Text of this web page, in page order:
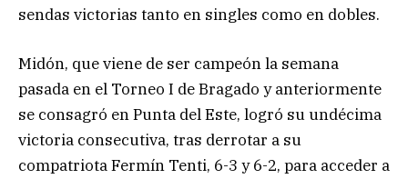
sendas victorias tanto en singles como en dobles.
Midón, que viene de ser campeón la semana
pasada en el Torneo I de Bragado y anteriormente
se consagró en Punta del Este, logró su undécima
victoria consecutiva, tras derrotar a su
compatriota Fermín Tenti, 6-3 y 6-2, para acceder a